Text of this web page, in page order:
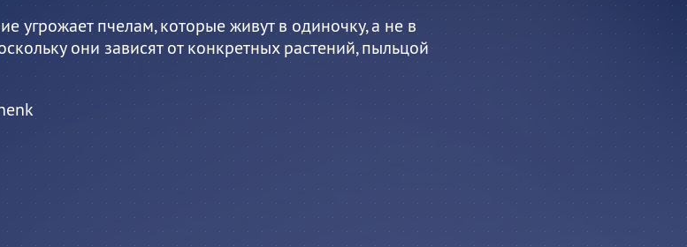
угрожает пчелам, которые живут в одиночку, а не в
они зависят от конкретных растений, пыльцой